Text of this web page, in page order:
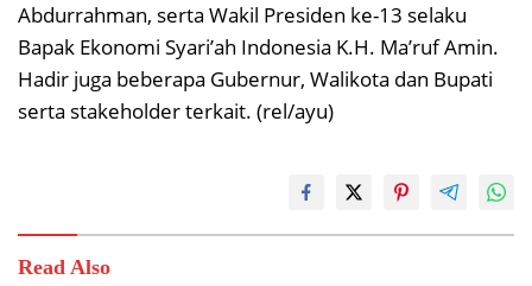
Abdurrahman, serta Wakil Presiden ke-13 selaku
Bapak Ekonomi Syari’ah Indonesia K.H. Ma’ruf Amin.
Hadir juga beberapa Gubernur, Walikota dan Bupati
serta stakeholder terkait. (rel/ayu)
Read Also